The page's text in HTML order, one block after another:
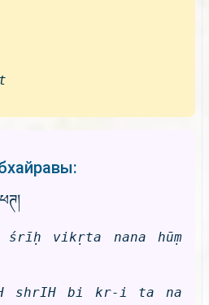
śrīḥ vikṛta nana hūṃ
shrIH bi kr-i ta na